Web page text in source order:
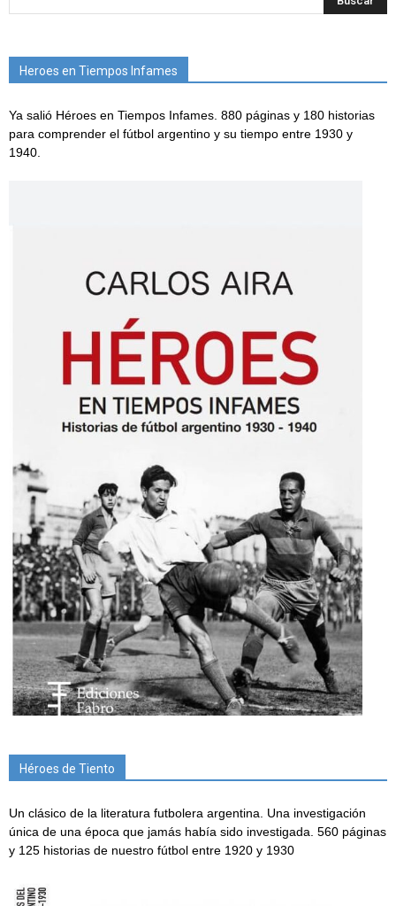
Heroes en Tiempos Infames
Ya salió Héroes en Tiempos Infames. 880 páginas y 180 historias
para comprender el fútbol argentino y su tiempo entre 1930 y
1940.
Héroes de Tiento
Un clásico de la literatura futbolera argentina. Una investigación
única de una época que jamás había sido investigada. 560 páginas
y 125 historias de nuestro fútbol entre 1920 y 1930